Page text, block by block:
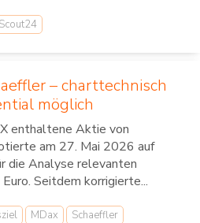
Scout24
– charttechnisch
möglich
enthaltene Aktie von
am 27. Mai 2026 auf
die Analyse relevanten
Seitdem korrigierte...
MDax
Schaeffler